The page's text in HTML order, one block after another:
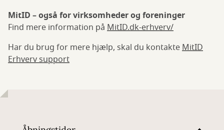
MitID – også for virksomheder og foreninger
Find mere information på MitID.dk-erhverv/
Har du brug for mere hjælp, skal du kontakteMitID
Erhverv support